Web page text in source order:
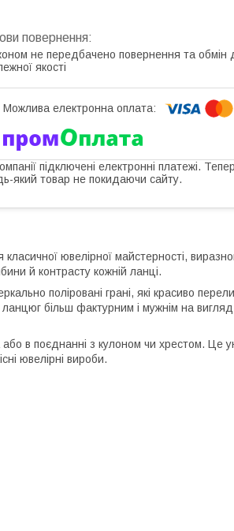
не передбачено повернення та обмін
якості
підключені електронні платежі.
який товар не покидаючи сайту.
ювелірної майстерності,
й контрасту кожній ланці.
поліровані грані, які красиво
більш фактурним і мужнім на
в поєднанні з кулоном чи хрестом. Це
ювелірні вироби.